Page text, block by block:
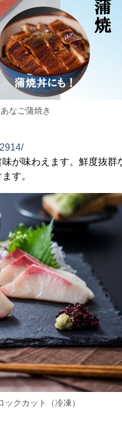
なご蒲焼き
が味わえます。鮮度抜群
す。
クカット（冷凍）